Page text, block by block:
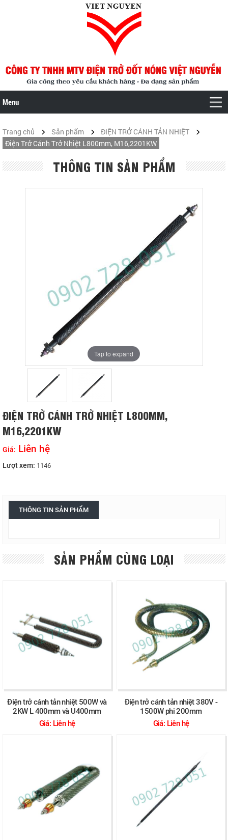
Menu
Trang chủ Sản phẩm
ĐIỆN TRỞ CÁNH TẢN NHIỆT
Điện Trở Cánh Trở Nhiệt L800mm, M16,2201KW
THÔNG TIN SẢN PHẨM
Tap to expand
Tap to expand
ĐIỆN TRỞ CÁNH TRỞ NHIỆT L800MM,
M16,2201KW
Giá: Liên hệ
Lượt xem: 1146
THÔNG TIN SẢN PHẨM
SẢN PHẨM CÙNG LOẠI
Điện trở cánh tản nhiệt 500W và
2KW L 400mm và U400mm
Giá: Liên hệ
Điện trở cánh tản nhiệt 380V -
1500W phi 200mm
Giá: Liên hệ